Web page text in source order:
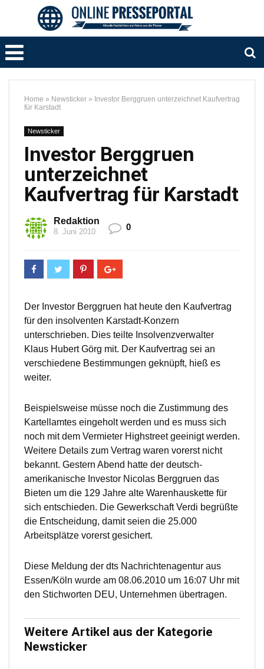
Home » Newsticker » Investor Berggruen unterzeichnet Kaufvertrag
für Karstadt
Newsticker
Investor Berggruen
unterzeichnet
Kaufvertrag für Karstadt
Redaktion
8. Juni 2010 0
Der Investor Berggruen hat heute den Kaufvertrag
für den insolventen Karstadt-Konzern
unterschrieben. Dies teilte Insolvenzverwalter
Klaus Hubert Görg mit. Der Kaufvertrag sei an
verschiedene Bestimmungen geknüpft, hieß es
weiter.
Beispielsweise müsse noch die Zustimmung des
Kartellamtes eingeholt werden und es muss sich
noch mit dem Vermieter Highstreet geeinigt werden.
Weitere Details zum Vertrag waren vorerst nicht
bekannt. Gestern Abend hatte der deutsch-
amerikanische Investor Nicolas Berggruen das
Bieten um die 129 Jahre alte Warenhauskette für
sich entschieden. Die Gewerkschaft Verdi begrüßte
die Entscheidung, damit seien die 25.000
Arbeitsplätze vorerst gesichert.
Diese Meldung der dts Nachrichtenagentur aus
Essen/Köln wurde am 08.06.2010 um 16:07 Uhr mit
den Stichworten DEU, Unternehmen übertragen.
Weitere Artikel aus der Kategorie
Newsticker